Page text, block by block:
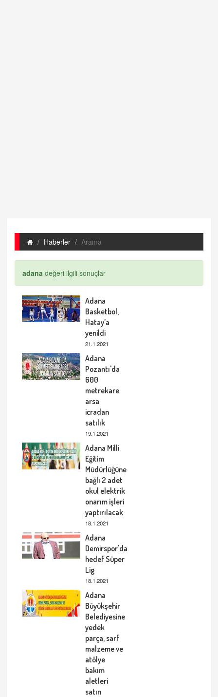
Haberler Arama
adana değeri ilgili sonuçlar
Adana
Basketbol,
Hatay’a
yenildi
21.1.2021
Adana
Pozantı'da
600
metrekare
arsa
icradan
satılık
19.1.2021
Adana Milli
Eğitim
Müdürlüğüne
bağlı 2 adet
okul elektrik
onarım işleri
yaptırılacak
18.1.2021
Adana
Demirspor'da
hedef Süper
Lig
18.1.2021
Adana
Büyükşehir
Belediyesine
yedek
parça, sarf
malzeme ve
atölye
bakım
aletleri
satın